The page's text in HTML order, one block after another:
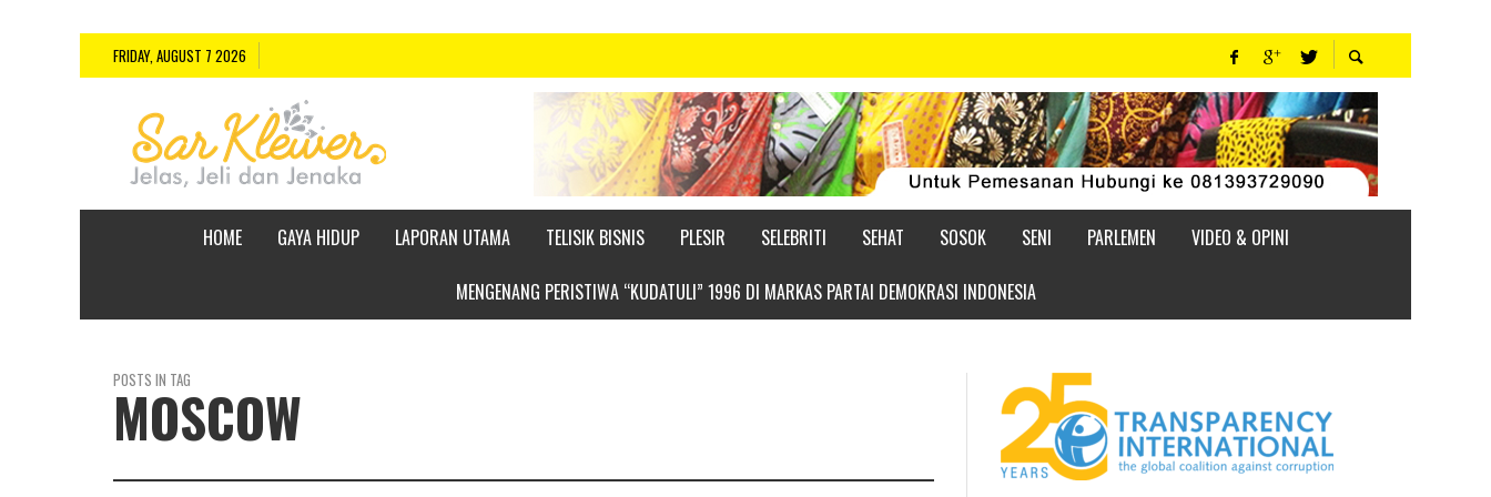
FRIDAY, AUGUST 7 2026
HOME GAYA HIDUP LAPORAN UTAMA TELISIK BISNIS PLESIR SELEBRITI SEHAT SOSOK SENI PARLEMEN VIDEO & OPINI
MENGENANG PERISTIWA “KUDATULI” 1996 DI MARKAS PARTAI DEMOKRASI INDONESIA
POSTS IN TAG
MOSCOW